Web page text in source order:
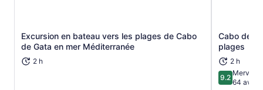
Excursion en bateau vers les plages de Cabo
de Gata en mer Méditerranée
2 h
S’ouvre dans un nouvel onglet
Cabo de
plages
2 h
9.29.2 sur 10
64 avis